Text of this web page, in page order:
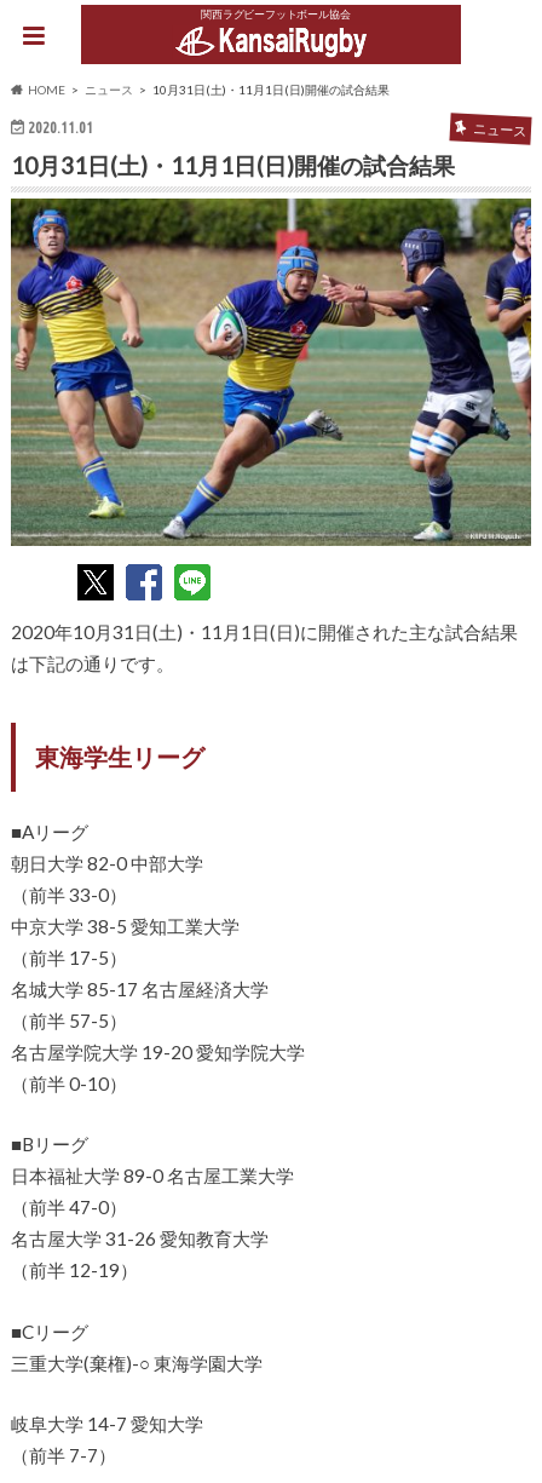
関西ラグビーフットボール協会
HOME ニュース 10月31日(土)・11月1日(日)開催の試合結果
2020.11.01 ニュース
10月31日(土)・11月1日(日)開催の試合結果
2020年10月31日(土)・11月1日(日)に開催された主な試合結果
は下記の通りです。
東海学生リーグ
■Aリーグ
朝日大学 82-0 中部大学
（前半 33-0）
中京大学 38-5 愛知工業大学
（前半 17-5）
名城大学 85-17 名古屋経済大学
（前半 57-5）
名古屋学院大学 19-20 愛知学院大学
（前半 0-10）
■Bリーグ
日本福祉大学 89-0 名古屋工業大学
（前半 47-0）
名古屋大学 31-26 愛知教育大学
（前半 12-19）
■Cリーグ
三重大学(棄権)-○ 東海学園大学
岐阜大学 14-7 愛知大学
（前半 7-7）